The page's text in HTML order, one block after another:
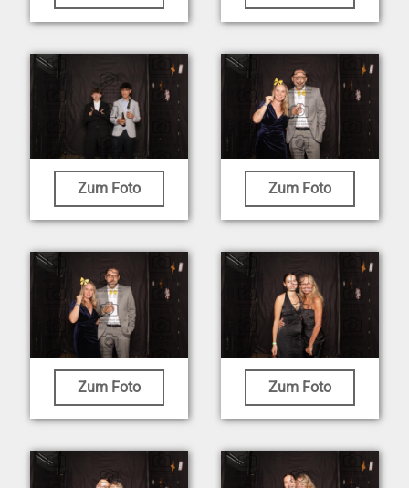
Zum Foto Zum Foto
Zum Foto Zum Foto